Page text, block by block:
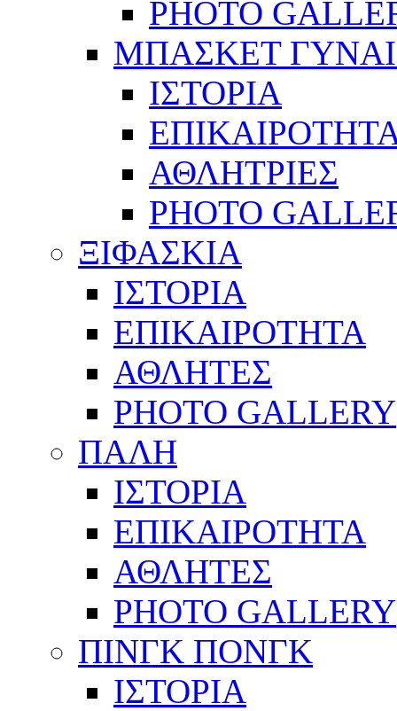
PHOTO
ΜΠΑΣΚΕΤ
ΙΣΤΟΡΙΑ
ΑΘΛΗΤΡΙΕΣ
PHOTO
ΞΙΦΑΣΚΙΑ
ΙΣΤΟΡΙΑ
ΕΠΙΚΑΙΡΟΤΗΤΑ
ΑΘΛΗΤΕΣ
PHOTO GALLERY
ΠΑΛΗ
ΙΣΤΟΡΙΑ
ΕΠΙΚΑΙΡΟΤΗΤΑ
ΑΘΛΗΤΕΣ
PHOTO GALLERY
ΠΙΝΓΚ ΠΟΝΓΚ
ΙΣΤΟΡΙΑ